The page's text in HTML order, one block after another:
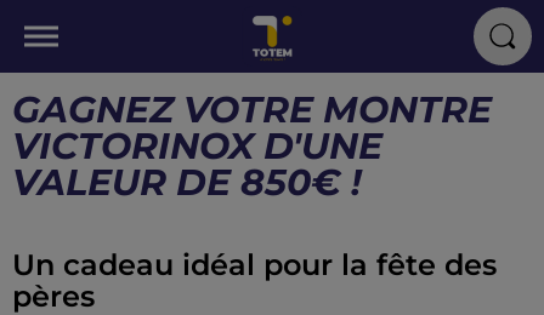
GAGNEZ VOTRE MONTRE
VICTORINOX D'UNE
VALEUR DE 850€ !
Un cadeau idéal pour la fête des
pères